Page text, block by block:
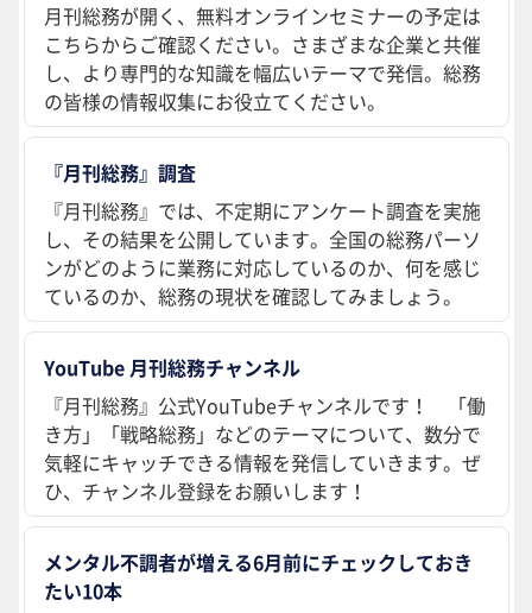
月刊総務が開く、無料オンラインセミナーの予定は
こちらからご確認ください。さまざまな企業と共催
し、より専門的な知識を幅広いテーマで発信。総務
の皆様の情報収集にお役立てください。
『月刊総務』調査
『月刊総務』では、不定期にアンケート調査を実施
し、その結果を公開しています。全国の総務パーソ
ンがどのように業務に対応しているのか、何を感じ
ているのか、総務の現状を確認してみましょう。
YouTube 月刊総務チャンネル
『月刊総務』公式YouTubeチャンネルです！ 「働
き方」「戦略総務」などのテーマについて、数分で
気軽にキャッチできる情報を発信していきます。ぜ
ひ、チャンネル登録をお願いします！
メンタル不調者が増える6月前にチェックしておき
たい10本